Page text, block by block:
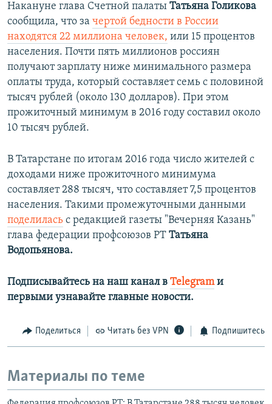
Накануне глава Счетной палаты Татьяна Голикова
сообщила, что за чертой бедности в России
находятся 22 миллиона человек, или 15 процентов
населения. Почти пять миллионов россиян
получают зарплату ниже минимального размера
оплаты труда, который составляет семь с половиной
тысяч рублей (около 130 долларов). При этом
прожиточный минимум в 2016 году составил около
10 тысяч рублей.
В Татарстане по итогам 2016 года число жителей с
доходами ниже прожиточного минимума
составляет 288 тысяч, что составляет 7,5 процентов
населения. Такими промежуточными данными
поделилась с редакцией газеты "Вечерняя Казань"
глава федерации профсоюзов РТ Татьяна
Водопьянова.
Подписывайтесь на наш канал в Telegramи
первыми узнавайте главные новости.​
Поделиться Читать без VPN Подпишитесь
Материалы по теме